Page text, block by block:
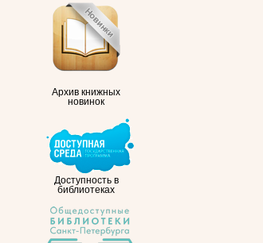
Архив книжных
новинок
Доступность в
библиотеках